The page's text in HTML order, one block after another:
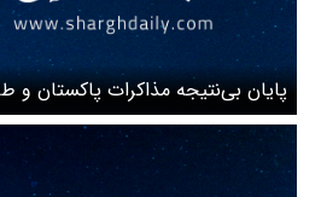
پایان بی‌نتیجه مذاکرات پاکستان و